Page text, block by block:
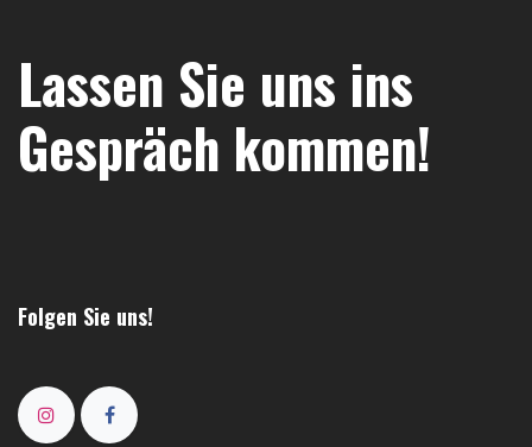
Lassen Sie uns ins
Gespräch kommen!
Folgen Sie uns!